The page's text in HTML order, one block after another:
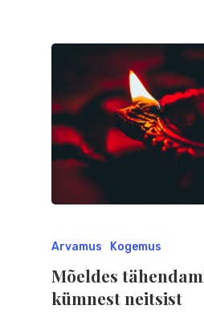
Arvamus Kogemus
Mõeldes
kümnest neitsist